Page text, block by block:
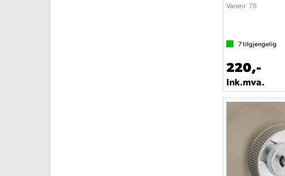
Varenr 78
7tilgjengelig
220,-
Ink.mva.